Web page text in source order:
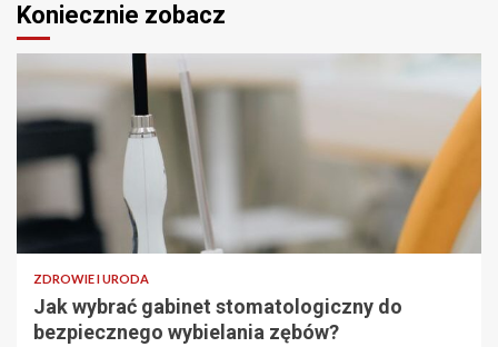
Koniecznie zobacz
ZDROWIE I URODA
Jak wybrać gabinet stomatologiczny do
bezpiecznego wybielania zębów?